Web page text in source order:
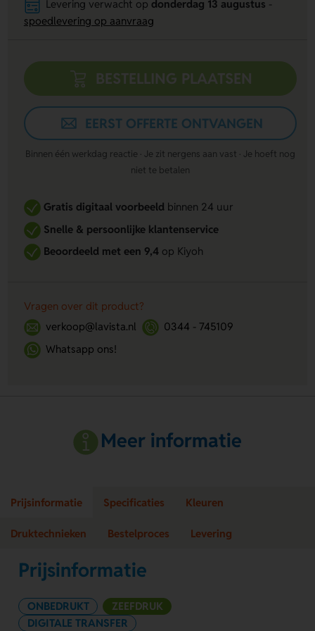
Levering verwacht op donderdag 13 augustus
spoedlevering op aanvraag
BESTELLING PLAATSEN
EERST OFFERTE ONTVANGEN
Binnen één werkdag reactie · Je zit nergens aan vast · Je hoeft nog
niet te betalen
Gratis digitaal voorbeeldbinnen 24 uur
Snelle & persoonlijke klantenservice
Beoordeeld met een 9,4op Kiyoh
Vragen over dit product?
verkoop@lavista.nl
0344 - 745109
Whatsapp ons!
Meer informatie
Prijsinformatie Specificaties Kleuren
Druktechnieken Bestelproces Levering
Prijsinformatie
ONBEDRUKT
ZEEFDRUK
DIGITALE TRANSFER